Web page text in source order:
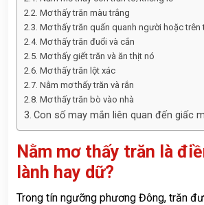
Mơ thấy trăn màu trắng
Mơ thấy trăn quấn quanh người hoặc trên
Mơ thấy trăn đuổi và cắn
Mơ thấy giết trăn và ăn thịt nó
Mơ thấy trăn lột xác
Nằm mơ thấy trăn và rắn
Mơ thấy trăn bò vào nhà
Con số may mắn liên quan đến giấc
Nằm mơ thấy trăn là
lành hay dữ?
Trong tín ngưỡng phương Đông, trăn